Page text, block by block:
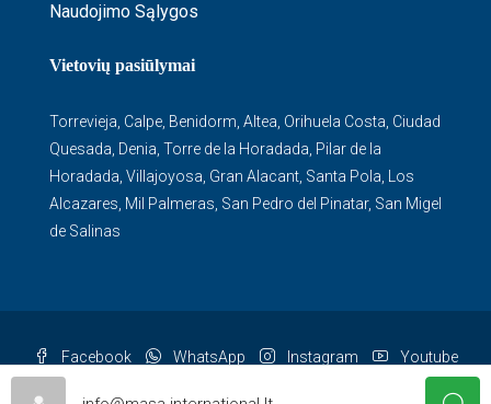
Naudojimo Sąlygos
Vietovių pasiūlymai
Torrevieja Calpe Benidorm Altea Orihuela Costa Ciudad
Quesada Denia Torre de la Horadada Pilar de la
Horadada Villajoyosa Gran Alacant Santa Pola
Los
Alcazares Mil Palmeras San Pedro del Pinatar, San Migel
de Salinas
Facebook WhatsApp Instagram Youtube
© Masa - All rights reserved